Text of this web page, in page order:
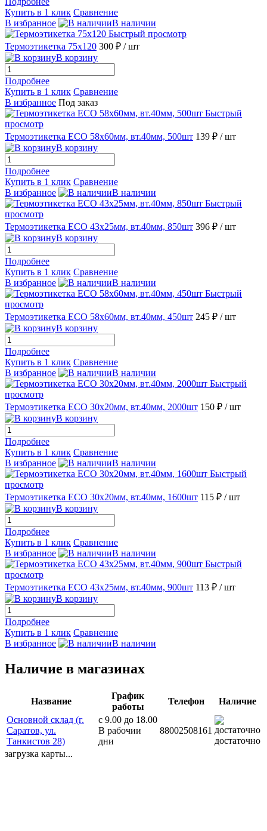
Купить в 1 клик Сравнение
В избранное
В наличии
Быстрый просмотр
Термоэтикетка 75х120 300 ₽ / шт
В корзину
Подробнее
Купить в 1 клик Сравнение
В избранное Под заказ
Быстрый
просмотр
Термоэтикетка ECO 58х60мм, вт.40мм, 500шт 139 ₽ / шт
В корзину
Подробнее
Купить в 1 клик Сравнение
В избранное
В наличии
Быстрый
просмотр
Термоэтикетка ECO 43х25мм, вт.40мм, 850шт 396 ₽ / шт
В корзину
Подробнее
Купить в 1 клик Сравнение
В избранное
В наличии
Быстрый
просмотр
Термоэтикетка ECO 58х60мм, вт.40мм, 450шт 245 ₽ / шт
В корзину
Подробнее
Купить в 1 клик Сравнение
В избранное
В наличии
Быстрый
просмотр
Термоэтикетка ECO 30х20мм, вт.40мм, 2000шт 150 ₽ / шт
В корзину
Подробнее
Купить в 1 клик Сравнение
В избранное
В наличии
Быстрый
просмотр
Термоэтикетка ECO 30х20мм, вт.40мм, 1600шт 115 ₽ / шт
В корзину
Подробнее
Купить в 1 клик Сравнение
В избранное
В наличии
Быстрый
просмотр
Термоэтикетка ECO 43х25мм, вт.40мм, 900шт 113 ₽ / шт
В корзину
Подробнее
Купить в 1 клик Сравнение
В избранное
В наличии
Наличие в магазинах
Название
График
работы
Телефон
Наличие
Основной склад (г.
Саратов, ул.
Танкистов 28)
с 9.00 до 18.00
В рабочии
дни
88002508161
достаточно
загрузка карты...